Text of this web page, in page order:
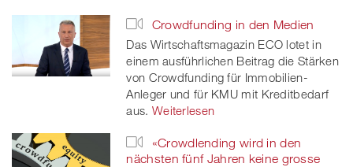
Crowdfunding in den Medien
Das Wirtschaftsmagazin ECO lotet in
einem ausführlichen Beitrag die Stärken
von Crowdfunding für Immobilien-
Anleger und für KMU mit Kreditbedarf
aus. Weiterlesen
«Crowdlending wird in den
nächsten fünf Jahren keine grosse